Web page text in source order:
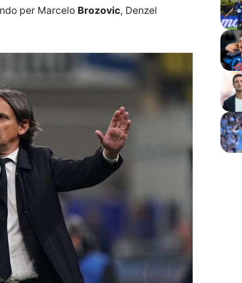
per Marcelo Brozovic, Denzel